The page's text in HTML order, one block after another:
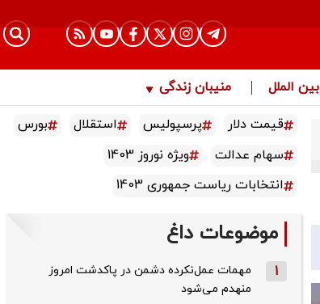
بین الملل منیبان زندگی
قیمت دلار پرسپولیس استقلال
بورس
سهام عدالت
ویژه نوروز 1403
انتخابات ریاست جمهوری 1403
موضوعات داغ
1
مهمات عمل‌نکرده دشمن در پاکدشت امروز
منهدم می‌شود